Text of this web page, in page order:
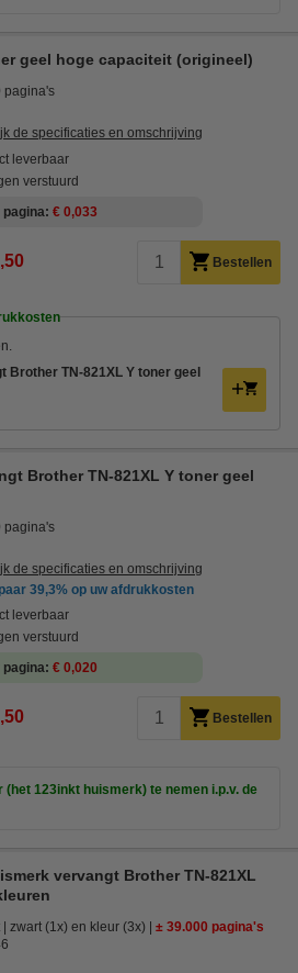
geel hoge capaciteit (origineel)
pagina's
de specificaties en omschrijving
leverbaar
verstuurd
pagina € 0,033
Bestellen
TN-821XL Y toner geel
Brother TN-821XL Y toner geel
pagina's
de specificaties en omschrijving
39,3% op uw afdrukkosten
leverbaar
verstuurd
pagina € 0,020
Bestellen
(het 123inkt huismerk) te nemen i.p.v. de
vervangt Brother TN-821XL
zwart (1x) en kleur (3x)
± 39.000 pagina's